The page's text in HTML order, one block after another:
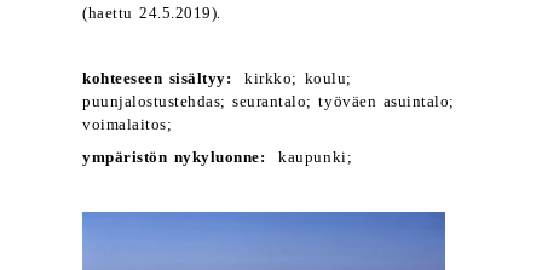
(haettu 24.5.2019).
kohteeseen sisältyy: kirkko; koulu;
puunjalostustehdas; seurantalo; työväen asuintalo;
voimalaitos;
ympäristön nykyluonne: kaupunki;